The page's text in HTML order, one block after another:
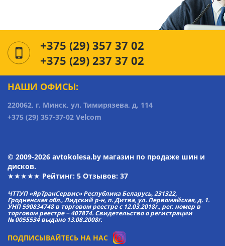
+375 (29) 357 37 02
+375 (29) 237 37 02
НАШИ ОФИСЫ:
220062, г. Минск, ул. Тимирязева, д. 114
+375 (29) 357-37-02 Velcom
© 2009-2026 avtokolesa.by магазин по продаже шин и
дисков.
★★★★★ Рейтинг: 5 Отзывов: 37
ЧТТУП «ЯрТранСервис» Республика Беларусь, 231322,
Гродненская обл., Лидский р-н, п. Дитва, ул. Первомайская, д. 1.
УНП 590834748 в торговом реестре с 12.03.2018г., рег. номер в
торговом реестре − 407874. Свидетельство о регистрации
№ 0055534 выдано 13.08.2008г.
ПОДПИСЫВАЙТЕСЬ НА НАС